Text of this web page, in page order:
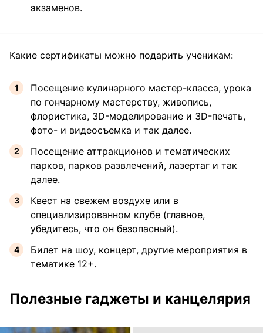
экзаменов.
Какие сертификаты можно подарить ученикам:
Посещение кулинарного мастер-класса, урока
по гончарному мастерству, живопись,
флористика, 3D-моделирование и 3D-печать,
фото- и видеосъемка и так далее.
Посещение аттракционов и тематических
парков, парков развлечений, лазертаг и так
далее.
Квест на свежем воздухе или в
специализированном клубе (главное,
убедитесь, что он безопасный).
Билет на шоу, концерт, другие мероприятия в
тематике 12+.
Полезные гаджеты и канцелярия